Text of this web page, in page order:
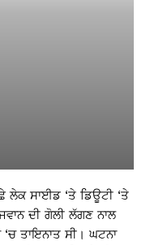
ਲੇਕ ਸਾਈਡ ‘ਤੇ ਡਿਊਟੀ ‘ਤੇ
ਦੀ ਗੋਲੀ ਲੱਗਣ ਨਾਲ
ਤਾਇਨਾਤ ਸੀ। ਘਟਨਾ